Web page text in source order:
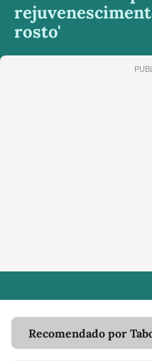
rosto'
Recomendado por